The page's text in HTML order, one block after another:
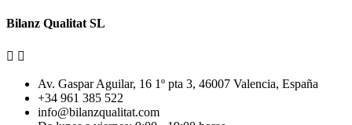
Bilanz Qualitat SL
 
Av. Gaspar Aguilar, 16 1º pta 3, 46007 Valencia, España
+34 961 385 522
info@bilanzqualitat.com